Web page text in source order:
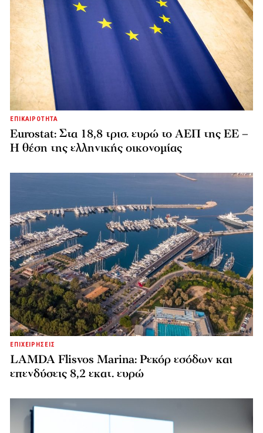
ΕΠΙΚΑΙΡΟΤΗΤΑ
Eurostat: Στα 18,8 τρισ. ευρώ το ΑΕΠ της ΕΕ –
Η θέση της ελληνικής οικονομίας
ΕΠΙΧΕΙΡΗΣΕΙΣ
LAMDA Flisvos Marina: Ρεκόρ εσόδων και
επενδύσεις 8,2 εκατ. ευρώ